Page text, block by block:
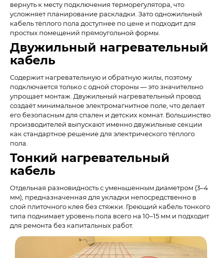
вернуть к месту подключения терморегулятора, что
усложняет планирование раскладки. Зато одножильный
кабель тёплого пола доступнее по цене и подходит для
простых помещений прямоугольной формы.
Двужильный нагревательный
кабель
Содержит нагревательную и обратную жилы, поэтому
подключается только с одной стороны — это значительно
упрощает монтаж. Двужильный нагревательный провод
создаёт минимальное электромагнитное поле, что делает
его безопасным для спален и детских комнат. Большинство
производителей выпускают именно двужильные секции
как стандартное решение для электрического тёплого
пола.
Тонкий нагревательный
кабель
Отдельная разновидность с уменьшенным диаметром (3–4
мм), предназначенная для укладки непосредственно в
слой плиточного клея без стяжки. Греющий кабель тонкого
типа поднимает уровень пола всего на 10–15 мм и подходит
для ремонта без капитальных работ.